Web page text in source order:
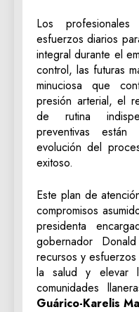
Los
esfuerzos diarios
integral durante el
control, las futuras
minuciosa que
presión arterial, el
de rutina
preventivas
evolución del
exitoso.
Este plan de
compromisos
presidenta
gobernador
recursos y
la salud y elevar
comunidades
Guárico-Karelis